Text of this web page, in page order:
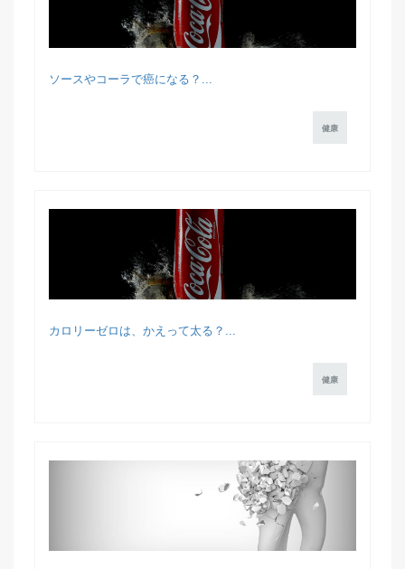
ソースやコーラで癌になる？...
健康
カロリーゼロは、かえって太る？...
健康